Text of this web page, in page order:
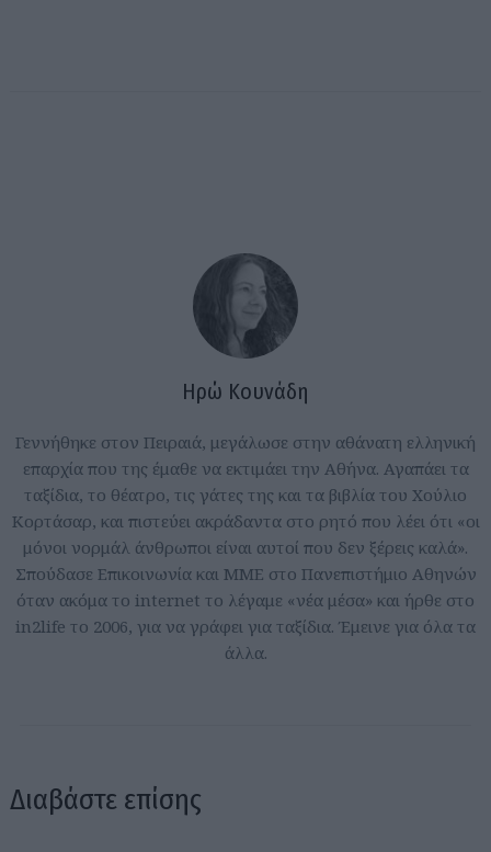
Ηρώ Κουνάδη
Γεννήθηκε στον Πειραιά, μεγάλωσε στην αθάνατη ελληνική
επαρχία που της έμαθε να εκτιμάει την Αθήνα. Αγαπάει τα
ταξίδια, το θέατρο, τις γάτες της και τα βιβλία του Χούλιο
Κορτάσαρ, και πιστεύει ακράδαντα στο ρητό που λέει ότι «οι
μόνοι νορμάλ άνθρωποι είναι αυτοί που δεν ξέρεις καλά».
Σπούδασε Επικοινωνία και ΜΜΕ στο Πανεπιστήμιο Αθηνών
όταν ακόμα το internet το λέγαμε «νέα μέσα» και ήρθε στο
in2life το 2006, για να γράφει για ταξίδια. Έμεινε για όλα τα
άλλα.
Διαβάστε επίσης